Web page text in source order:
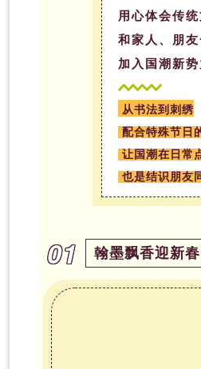
用心体会传
和家人、朋
加入国潮新
从书法到刺绣
配合特殊节日
让国潮在日常
也是结识朋友
01 翰墨飘香迎新春